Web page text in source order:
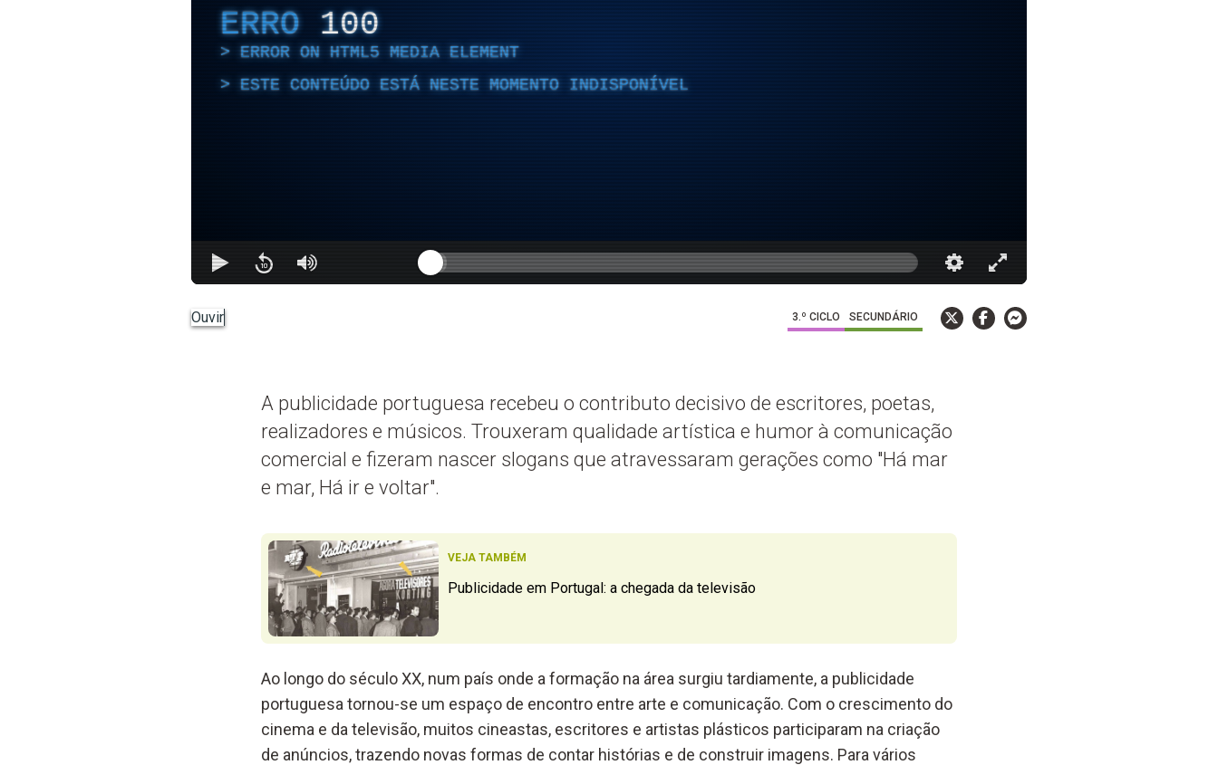
ERRO 100
ERROR ON HTML5 MEDIA ELEMENT
ESTE CONTEÚDO ESTÁ NESTE MOMENTO INDISPONÍVEL
Ouvir 3.º CICLO SECUNDÁRIO
A publicidade portuguesa recebeu o contributo decisivo de escritores, poetas,
realizadores e músicos. Trouxeram qualidade artística e humor à comunicação
comercial e fizeram nascer slogans que atravessaram gerações como "Há mar
e mar, Há ir e voltar".
VEJA TAMBÉM
Publicidade em Portugal: a chegada da televisão
Ao longo do século XX, num país onde a formação na área surgiu tardiamente, a publicidade
portuguesa tornou-se um espaço de encontro entre arte e comunicação. Com o crescimento do
cinema e da televisão, muitos cineastas, escritores e artistas plásticos participaram na criação
de anúncios, trazendo novas formas de contar histórias e de construir imagens. Para vários